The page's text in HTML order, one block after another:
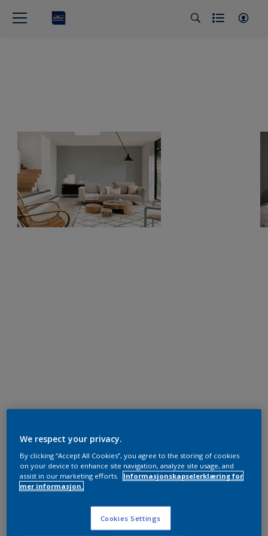
We respect your privacy.
By clicking “Accept All Cookies”, you agree to the storing of cookies
on your device to enhance site navigation, analyze site usage, and
assist in our marketing efforts.
Informasjonskapselerklæring for
mer informasjon.
Cookies Settings